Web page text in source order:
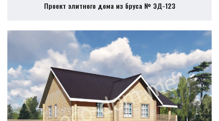
Проект элитного дома из бруса № ЭД-123